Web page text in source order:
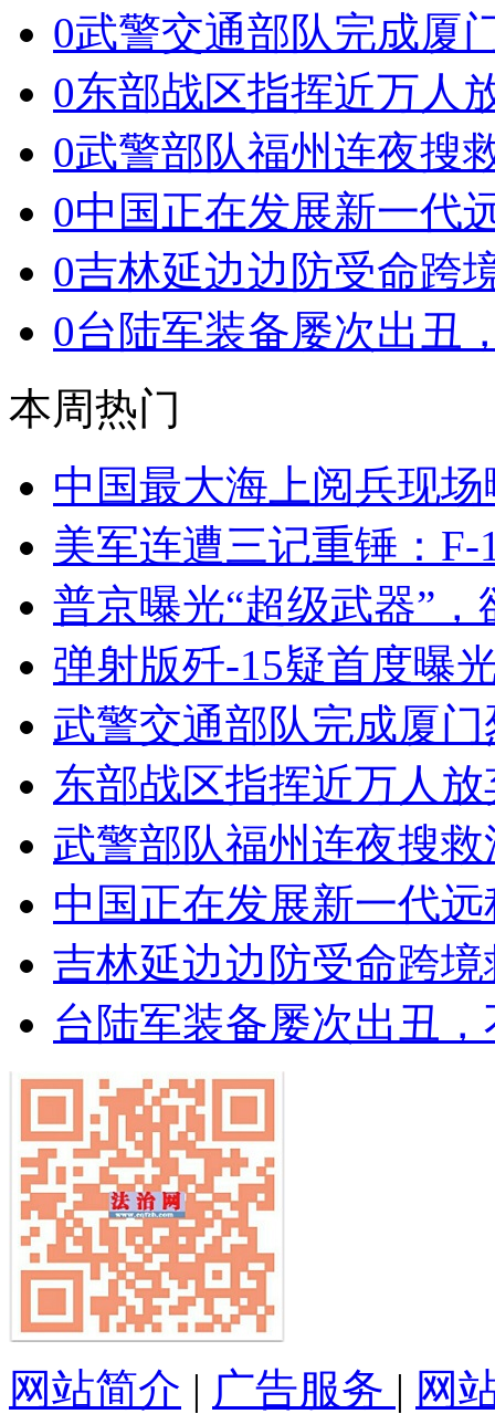
0武警交通部队完成厦
0东部战区指挥近万人
0武警部队福州连夜搜
0中国正在发展新一代
0吉林延边边防受命跨
0台陆军装备屡次出丑
本周热门
中国最大海上阅兵现场
美军连遭三记重锤：F-
普京曝光“超级武器”，
弹射版歼-15疑首度曝
武警交通部队完成厦
东部战区指挥近万人
武警部队福州连夜搜
中国正在发展新一代
吉林延边边防受命跨
台陆军装备屡次出丑
网站简介 | 广告服务 | 网